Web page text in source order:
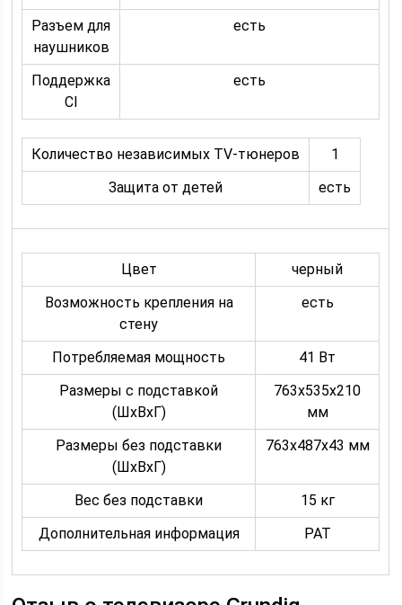
Разъем для
наушников
есть
Поддержка
CI
есть
Количество независимых TV-тюнеров
1
Защита от детей
есть
Цвет
черный
Возможность крепления на
стену
есть
Потребляемая мощность
41 Вт
Размеры с подставкой
(ШxВxГ)
763x535x210
мм
Размеры без подставки
(ШxВxГ)
763x487x43 мм
Вес без подставки
15 кг
Дополнительная информация
PAT